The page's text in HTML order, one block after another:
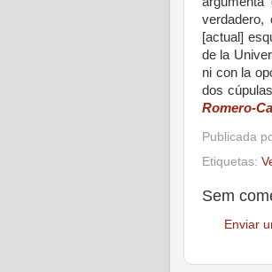
verdadero,
[actual]
de la
ni con la
dos
Romero-
Publicada
Etiquetas:
Sem
Enviar